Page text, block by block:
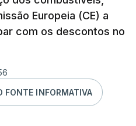
Europeia (CE) a
com os descontos no
FONTE INFORMATIVA